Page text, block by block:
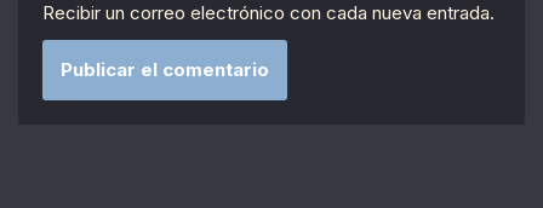
Recibir un correo electrónico con cada nueva entrada.